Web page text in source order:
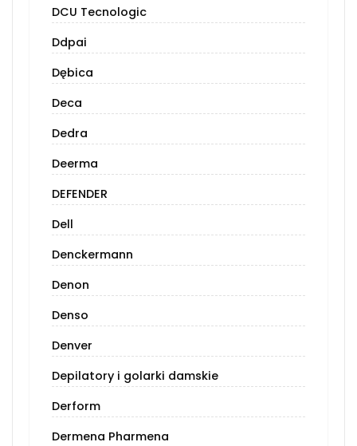
DCU Tecnologic
Ddpai
Dębica
Deca
Dedra
Deerma
DEFENDER
Dell
Denckermann
Denon
Denso
Denver
Depilatory i golarki damskie
Derform
Dermena Pharmena